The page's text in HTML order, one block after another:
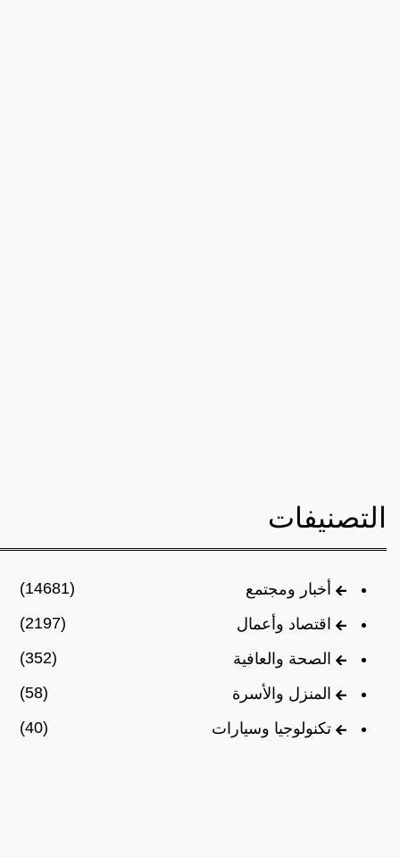
التصنيفات
أخبار ومجتمع
(14681)
اقتصاد وأعمال
(2197)
الصحة والعافية
(352)
المنزل والأسرة
(58)
تكنولوجيا وسيارات
(40)